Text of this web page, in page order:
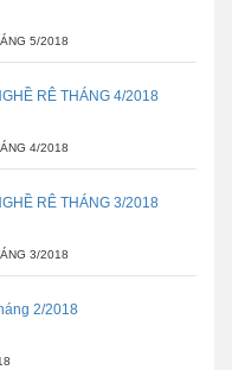
5/2018
RÊ THÁNG 4/2018
4/2018
RÊ THÁNG 3/2018
3/2018
2/2018